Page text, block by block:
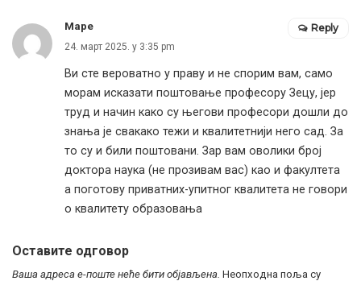
Маре
24. март 2025. у 3:35 pm
Ви сте вероватно у праву и не спорим вам, само
морам исказати поштовање професору Зецу, јер
труд и начин како су његови професори дошли до
знања је свакако тежи и квалитетнији него сад. За
то су и били поштовани. Зар вам оволики број
доктора наука (не прозивам вас) као и факултета
а поготову приватних-упитног квалитета не говори
о квалитету образовања
Reply
Оставите одговор
Ваша адреса е-поште неће бити објављена. Неопходна поља су